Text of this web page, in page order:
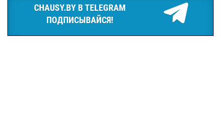
CHAUSY.BY В TELEGRAM
ПОДПИСЫВАЙСЯ!